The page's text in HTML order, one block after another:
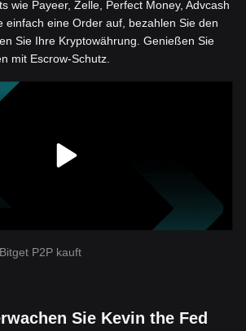
wie Payeer, Zelle, Perfect Money, Advcash
einfach eine Order auf, bezahlen Sie den
Sie Ihre Kryptowährung. Genießen Sie
mit Escrow-Schutz.
P2P kauft
Sie Kevin the Fed